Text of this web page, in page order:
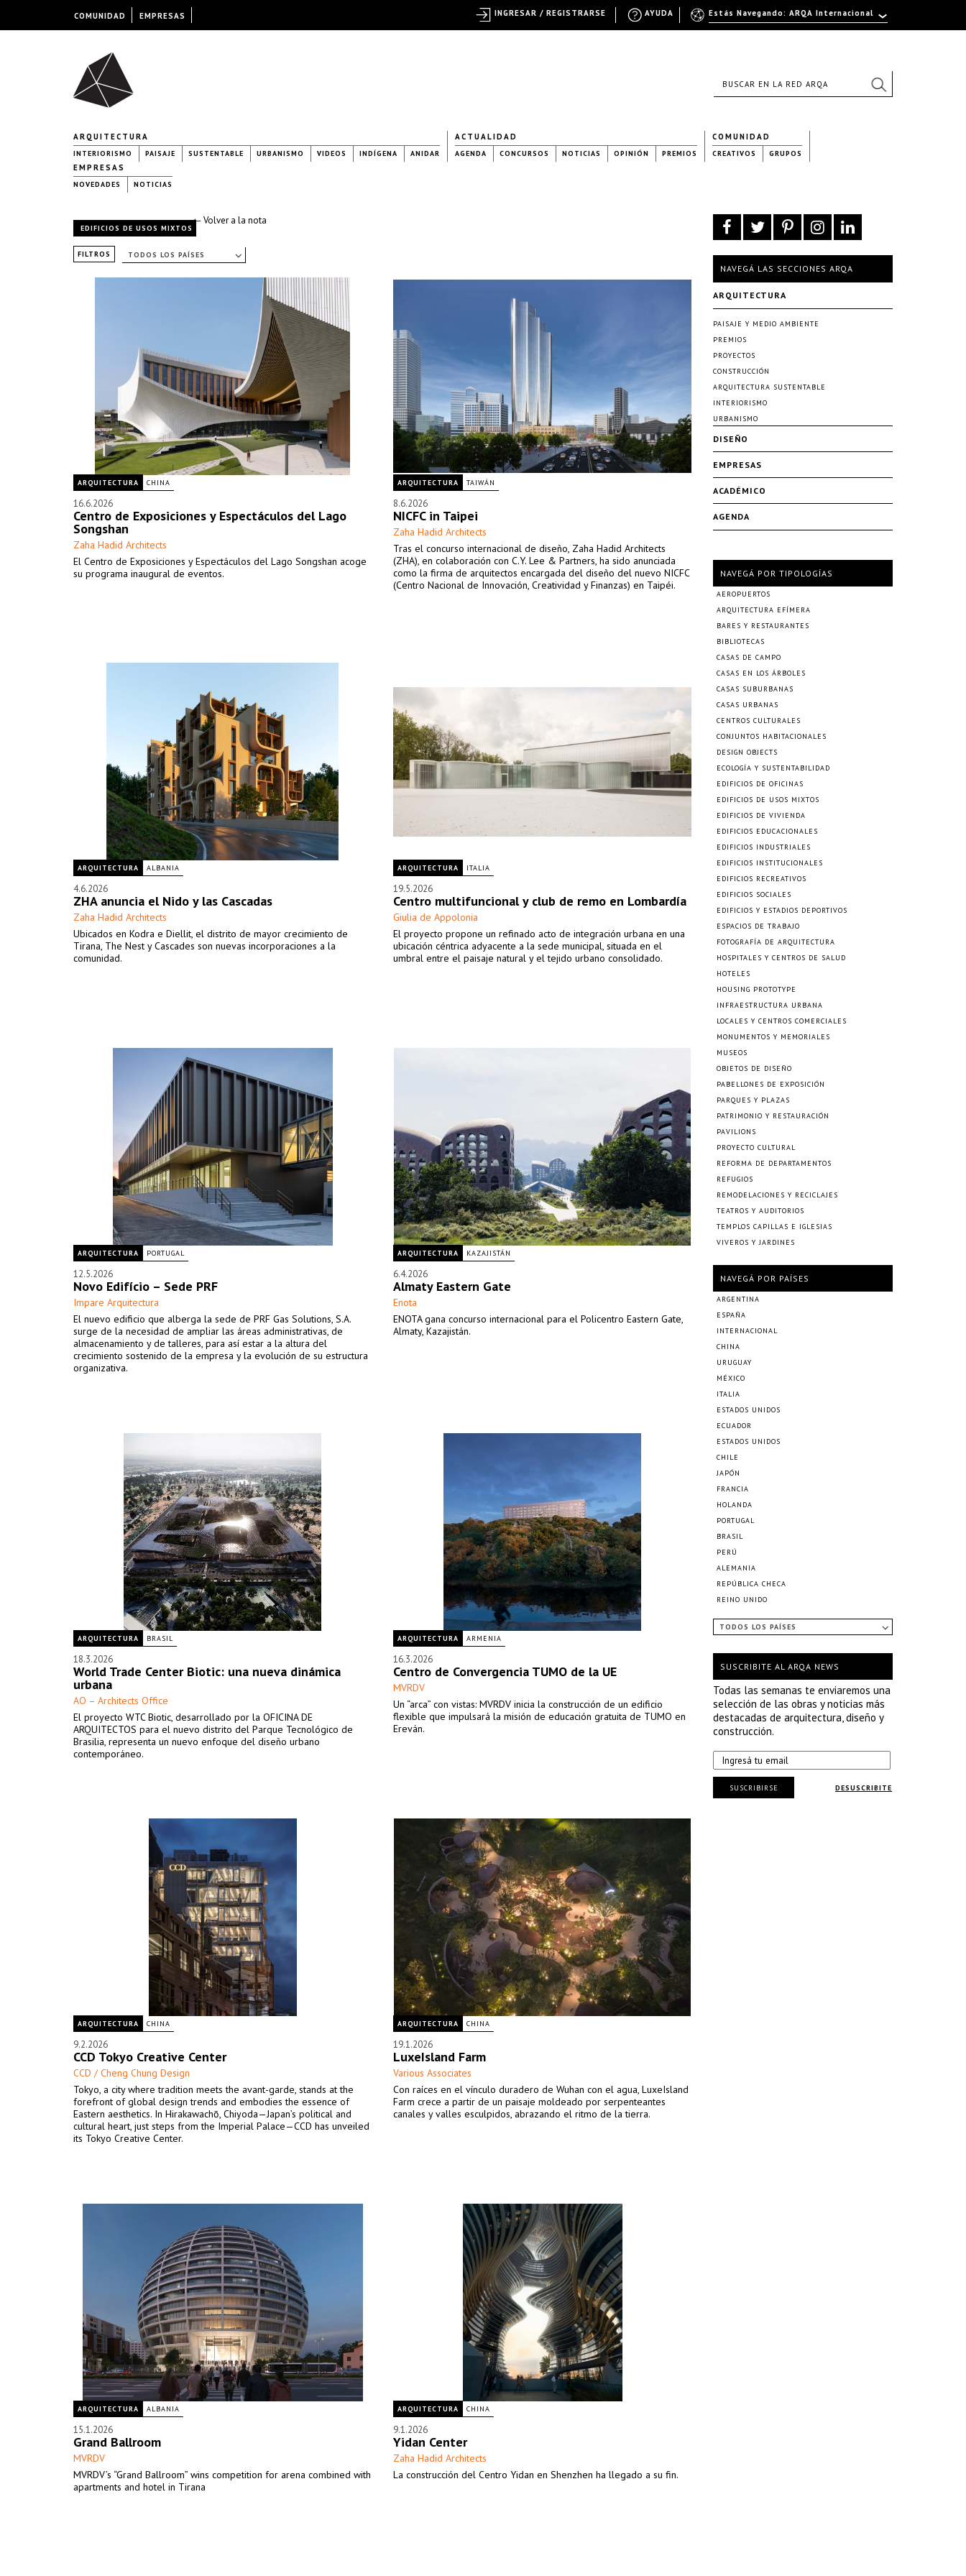
ARQUITECTURA
INTERIORISMO PAISAJE SUSTENTABLE URBANISMO VIDEOS INDÍGENA ANIDAR
ACTUALIDAD
AGENDA CONCURSOS NOTICIAS OPINIÓN PREMIOS
COMUNIDAD
CREATIVOS GRUPOS
EMPRESAS
NOVEDADES NOTICIAS
← Volver a la nota
EDIFICIOS DE USOS MIXTOS
FILTROS TODOS LOS PAÍSES
ARQUITECTURA CHINA
16.6.2026
Centro de Exposiciones y Espectáculos del Lago
Songshan
Zaha Hadid Architects
El Centro de Exposiciones y Espectáculos del Lago Songshan acoge
su programa inaugural de eventos.
ARQUITECTURA TAIWÁN
8.6.2026
NICFC in Taipei
Zaha Hadid Architects
Tras el concurso internacional de diseño, Zaha Hadid Architects
(ZHA), en colaboración con C.Y. Lee & Partners, ha sido anunciada
como la firma de arquitectos encargada del diseño del nuevo NICFC
(Centro Nacional de Innovación, Creatividad y Finanzas) en Taipéi.
ARQUITECTURA ALBANIA
4.6.2026
ZHA anuncia el Nido y las Cascadas
Zaha Hadid Architects
Ubicados en Kodra e Diellit, el distrito de mayor crecimiento de
Tirana, The Nest y Cascades son nuevas incorporaciones a la
comunidad.
ARQUITECTURA ITALIA
19.5.2026
Centro multifuncional y club de remo en Lombardía
Giulia de Appolonia
El proyecto propone un refinado acto de integración urbana en una
ubicación céntrica adyacente a la sede municipal, situada en el
umbral entre el paisaje natural y el tejido urbano consolidado.
ARQUITECTURA PORTUGAL
12.5.2026
Novo Edifício – Sede PRF
Impare Arquitectura
El nuevo edificio que alberga la sede de PRF Gas Solutions, S.A.
surge de la necesidad de ampliar las áreas administrativas, de
almacenamiento y de talleres, para así estar a la altura del
crecimiento sostenido de la empresa y la evolución de su estructura
organizativa.
ARQUITECTURA KAZAJISTÁN
6.4.2026
Almaty Eastern Gate
Enota
ENOTA gana concurso internacional para el Policentro Eastern Gate,
Almaty, Kazajistán.
ARQUITECTURA BRASIL
18.3.2026
World Trade Center Biotic: una nueva dinámica
urbana
AO – Architects Office
El proyecto WTC Biotic, desarrollado por la OFICINA DE
ARQUITECTOS para el nuevo distrito del Parque Tecnológico de
Brasilia, representa un nuevo enfoque del diseño urbano
contemporáneo.
ARQUITECTURA ARMENIA
16.3.2026
Centro de Convergencia TUMO de la UE
MVRDV
Un “arca” con vistas: MVRDV inicia la construcción de un edificio
flexible que impulsará la misión de educación gratuita de TUMO en
Ereván.
ARQUITECTURA CHINA
9.2.2026
CCD Tokyo Creative Center
CCD / Cheng Chung Design
Tokyo, a city where tradition meets the avant-garde, stands at the
forefront of global design trends and embodies the essence of
Eastern aesthetics. In Hirakawachō, Chiyoda—Japan’s political and
cultural heart, just steps from the Imperial Palace—CCD has unveiled
its Tokyo Creative Center.
ARQUITECTURA CHINA
19.1.2026
LuxeIsland Farm
Various Associates
Con raíces en el vínculo duradero de Wuhan con el agua, LuxeIsland
Farm crece a partir de un paisaje moldeado por serpenteantes
canales y valles esculpidos, abrazando el ritmo de la tierra.
ARQUITECTURA ALBANIA
15.1.2026
Grand Ballroom
MVRDV
MVRDV’s “Grand Ballroom” wins competition for arena combined with
apartments and hotel in Tirana
ARQUITECTURA CHINA
9.1.2026
Yidan Center
Zaha Hadid Architects
La construcción del Centro Yidan en Shenzhen ha llegado a su fin.
NAVEGÁ LAS SECCIONES ARQA
ARQUITECTURA
PAISAJE Y MEDIO AMBIENTE
PREMIOS
PROYECTOS
CONSTRUCCIÓN
ARQUITECTURA SUSTENTABLE
INTERIORISMO
URBANISMO
DISEÑO
EMPRESAS
ACADÉMICO
AGENDA
NAVEGÁ POR TIPOLOGÍAS
AEROPUERTOS
ARQUITECTURA EFÍMERA
BARES Y RESTAURANTES
BIBLIOTECAS
CASAS DE CAMPO
CASAS EN LOS ÁRBOLES
CASAS SUBURBANAS
CASAS URBANAS
CENTROS CULTURALES
CONJUNTOS HABITACIONALES
DESIGN OBJECTS
ECOLOGÍA Y SUSTENTABILIDAD
EDIFICIOS DE OFICINAS
EDIFICIOS DE USOS MIXTOS
EDIFICIOS DE VIVIENDA
EDIFICIOS EDUCACIONALES
EDIFICIOS INDUSTRIALES
EDIFICIOS INSTITUCIONALES
EDIFICIOS RECREATIVOS
EDIFICIOS SOCIALES
EDIFICIOS Y ESTADIOS DEPORTIVOS
ESPACIOS DE TRABAJO
FOTOGRAFÍA DE ARQUITECTURA
HOSPITALES Y CENTROS DE SALUD
HOTELES
HOUSING PROTOTYPE
INFRAESTRUCTURA URBANA
LOCALES Y CENTROS COMERCIALES
MONUMENTOS Y MEMORIALES
MUSEOS
OBJETOS DE DISEÑO
PABELLONES DE EXPOSICIÓN
PARQUES Y PLAZAS
PATRIMONIO Y RESTAURACIÓN
PAVILIONS
PROYECTO CULTURAL
REFORMA DE DEPARTAMENTOS
REFUGIOS
REMODELACIONES Y RECICLAJES
TEATROS Y AUDITORIOS
TEMPLOS CAPILLAS E IGLESIAS
VIVEROS Y JARDINES
NAVEGÁ POR PAÍSES
ARGENTINA
ESPAÑA
INTERNACIONAL
CHINA
URUGUAY
MÉXICO
ITALIA
ESTADOS UNIDOS
ECUADOR
ESTADOS UNIDOS
CHILE
JAPÓN
FRANCIA
HOLANDA
PORTUGAL
BRASIL
PERÚ
ALEMANIA
REPÚBLICA CHECA
REINO UNIDO
TODOS LOS PAÍSES
SUSCRIBITE AL ARQA NEWS
Todas las semanas te enviaremos una
selección de las obras y noticias más
destacadas de arquitectura, diseño y
construcción.
DESUSCRIBITE
SUSCRIBIRSE
COMUNIDAD EMPRESAS Estás Navegando: ARQA Internacional
AYUDA
INGRESAR / REGISTRARSE